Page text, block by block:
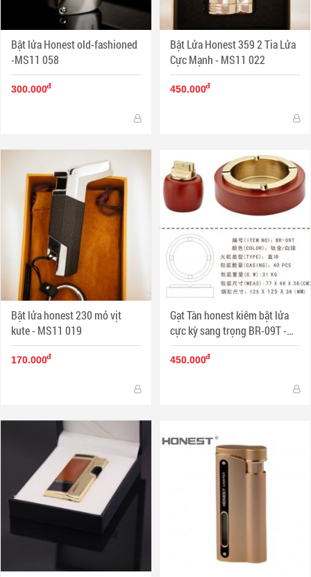
Bật lửa Honest old-fashioned
-MS11 058
300.000đ
Bật Lửa Honest 359 2 Tia Lửa
Cực Mạnh - MS11 022
450.000đ
Bật lửa honest 230 mỏ vịt
kute - MS11 019
170.000đ
Gạt Tàn honest kiêm bật lửa
cực kỳ sang trọng BR-09T -
MS11 002
450.000đ